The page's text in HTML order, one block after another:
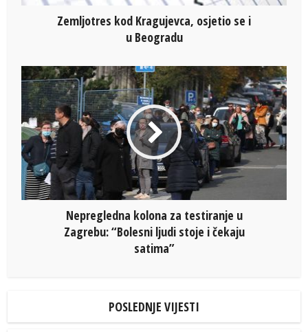
Zemljotres kod Kragujevca, osjetio se i
u Beogradu
Nepregledna kolona za testiranje u
Zagrebu: “Bolesni ljudi stoje i čekaju
satima”
POSLEDNJE VIJESTI